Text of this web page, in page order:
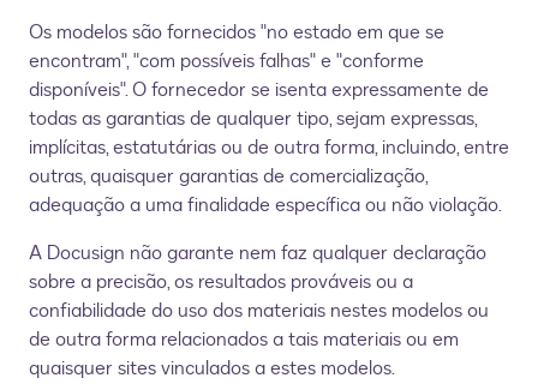
Os modelos são fornecidos "no estado em que se
encontram", "com possíveis falhas" e "conforme
disponíveis". O fornecedor se isenta expressamente de
todas as garantias de qualquer tipo, sejam expressas,
implícitas, estatutárias ou de outra forma, incluindo, entre
outras, quaisquer garantias de comercialização,
adequação a uma finalidade específica ou não violação.
A Docusign não garante nem faz qualquer declaração
sobre a precisão, os resultados prováveis ou a
confiabilidade do uso dos materiais nestes modelos ou
de outra forma relacionados a tais materiais ou em
quaisquer sites vinculados a estes modelos.